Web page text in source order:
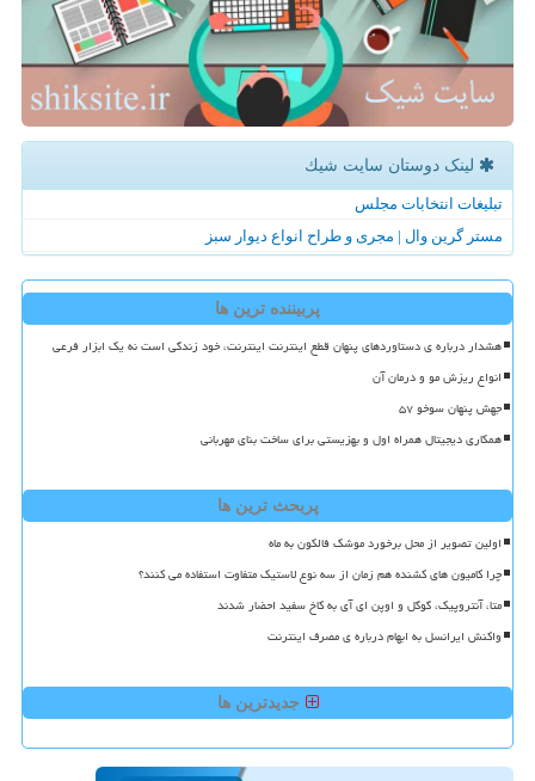
لینک دوستان سایت شیك
تبلیغات انتخابات مجلس
مستر گرین وال | مجری و طراح انواع دیوار سبز
پربیننده ترین ها
هشدار درباره ی دستاوردهای پنهان قطع اینترنت اینترنت، خود زندگی است نه یک ابزار فرعی
انواع ریزش مو و درمان آن
جهش پنهان سوخو ۵۷
همکاری دیجیتال همراه اول و بهزیستی برای ساخت بنای مهربانی
پربحث ترین ها
اولین تصویر از محل برخورد موشک فالکون به ماه
چرا کامیون های کشنده هم زمان از سه نوع لاستیک متفاوت استفاده می کنند؟
متا، آنتروپیک، گوگل و اوپن ای آی به کاخ سفید احضار شدند
واکنش ایرانسل به ابهام درباره ی مصرف اینترنت
جدیدترین ها